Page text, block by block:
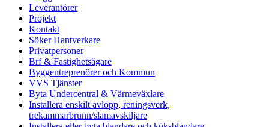
Leverantörer
Projekt
Kontakt
Söker Hantverkare
Privatpersoner
Brf & Fastighetsägare
Byggentreprenörer och Kommun
VVS Tjänster
Byta Undercentral & Värmeväxlare
Installera enskilt avlopp, reningsverk,
trekammarbrunn/slamavskiljare